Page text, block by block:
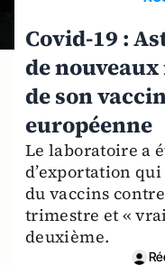
Covid-19 :
de
de son
européenne
Le laboratoire a
d’exportation
du vaccins
trimestre et «
deuxième.